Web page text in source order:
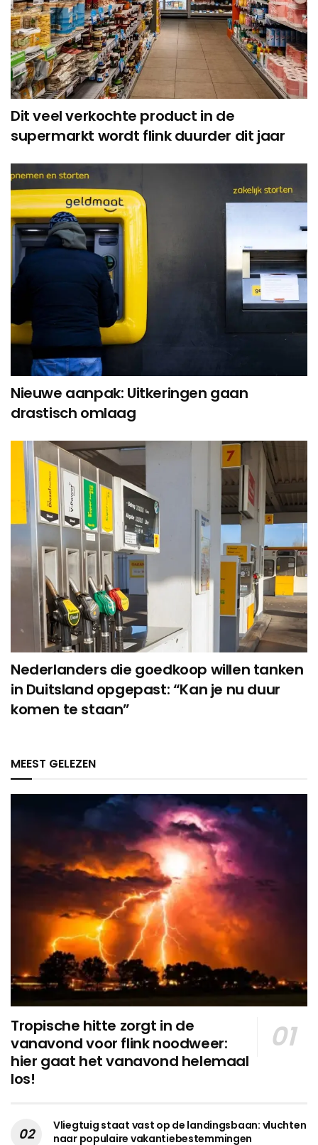
Dit veel verkochte product in de
supermarkt wordt flink duurder dit jaar
Nieuwe aanpak: Uitkeringen gaan
drastisch omlaag
Nederlanders die goedkoop willen tanken
in Duitsland opgepast: “Kan je nu duur
komen te staan”
MEEST GELEZEN
Tropische hitte zorgt in de
vanavond voor flink noodweer:
hier gaat het vanavond helemaal
los!
Vliegtuig staat vast op de landingsbaan: vluchten
naar populaire vakantiebestemmingen